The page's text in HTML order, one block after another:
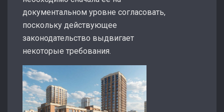
документальном уровне согласовать,
поскольку действующее
законодательство выдвигает
некоторые требования.